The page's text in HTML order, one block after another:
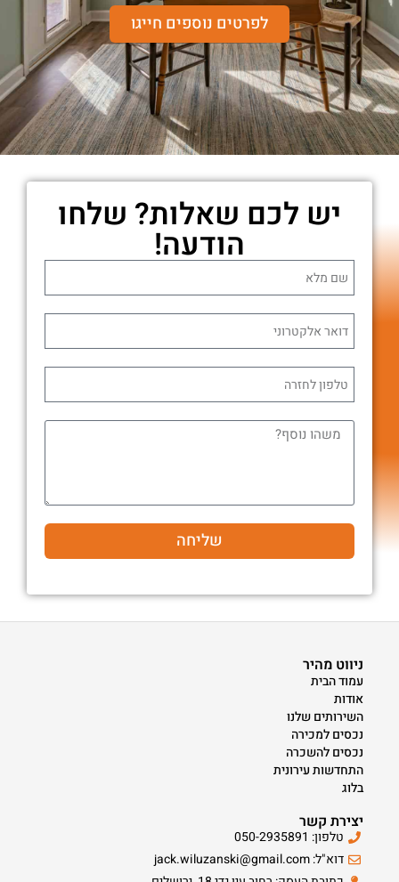
לפרטים נוספים חייגו
יש לכם שאלות? שלחו
הודעה!
שליחה
ניווט מהיר
עמוד הבית
אודות
השירותים שלנו
נכסים למכירה
נכסים להשכרה
התחדשות עירונית
בלוג
יצירת קשר
טלפון: 050-2935891
דוא"ל: jack.wiluzanski@gmail.com